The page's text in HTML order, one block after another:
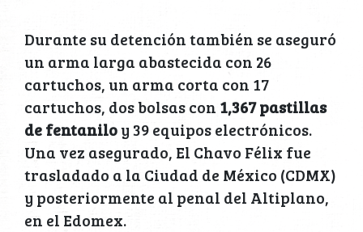
Durante su detención también se aseguró
un arma larga abastecida con 26
cartuchos, un arma corta con 17
cartuchos, dos bolsas con 1,367 pastillas
de fentaniloy 39 equipos electrónicos.
Una vez asegurado, El Chavo Félix fue
trasladado a la Ciudad de México (CDMX)
y posteriormente al penal del Altiplano,
en el Edomex.